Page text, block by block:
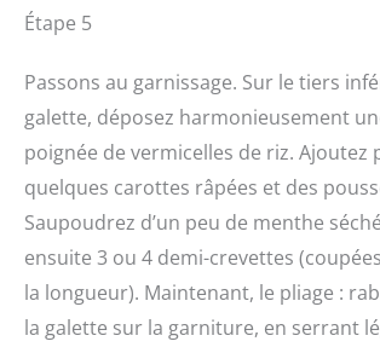
Étape 5
Passons au garnissage. Sur le tiers
galette, déposez harmonieusement
poignée de vermicelles de riz. Ajoutez
quelques carottes râpées et des
Saupoudrez d’un peu de menthe
ensuite 3 ou 4 demi-crevettes
la longueur). Maintenant, le pliage :
la galette sur la garniture, en serrant